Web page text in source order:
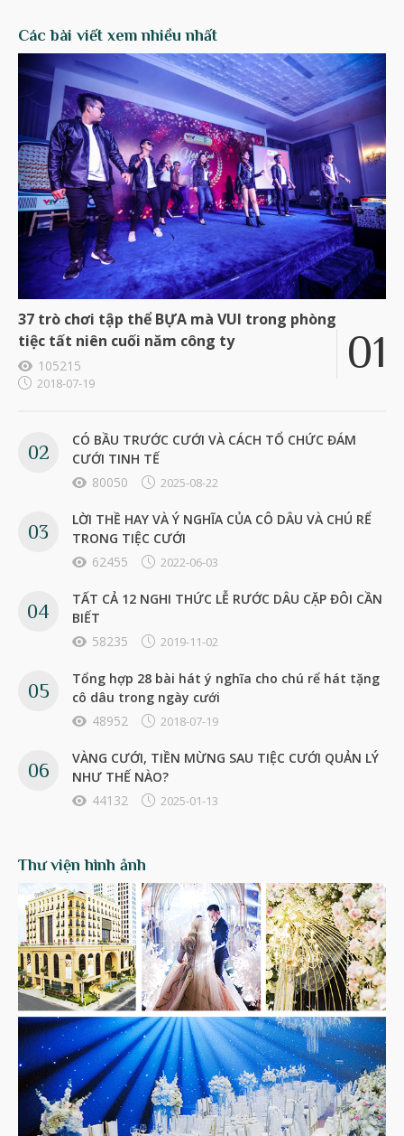
Các bài viết xem nhiều nhất
37 trò chơi tập thể BỰA mà VUI trong phòng
tiệc tất niên cuối năm công ty
105215
2018-07-19
CÓ BẦU TRƯỚC CƯỚI VÀ CÁCH TỔ CHỨC ĐÁM
CƯỚI TINH TẾ
80050
2025-08-22
LỜI THỀ HAY VÀ Ý NGHĨA CỦA CÔ DÂU VÀ CHÚ RỂ
TRONG TIỆC CƯỚI
62455
2022-06-03
TẤT CẢ 12 NGHI THỨC LỄ RƯỚC DÂU CẶP ĐÔI CẦN
BIẾT
58235
2019-11-02
Tổng hợp 28 bài hát ý nghĩa cho chú rể hát tặng
cô dâu trong ngày cưới
48952
2018-07-19
VÀNG CƯỚI, TIỀN MỪNG SAU TIỆC CƯỚI QUẢN LÝ
NHƯ THẾ NÀO?
44132
2025-01-13
Thư viện hình ảnh